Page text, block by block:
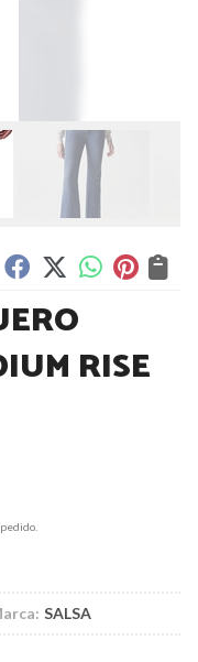
RISE
SALSA